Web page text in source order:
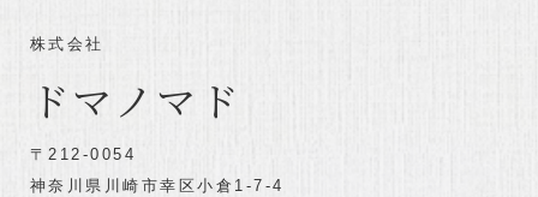
株式会社
ドマノマド
〒212-0054
神奈川県川崎市幸区小倉1-7-4